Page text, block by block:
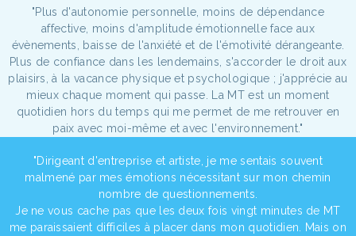
"Plus d'autonomie personnelle, moins de dépendance
affective, moins d'amplitude émotionnelle face aux
évènements, baisse de l'anxiété et de l'émotivité dérangeante.
Plus de confiance dans les lendemains, s'accorder le droit aux
plaisirs, à la vacance physique et psychologique ; j'apprécie au
mieux chaque moment qui passe. La MT est un moment
quotidien hors du temps qui me permet de me retrouver en
paix avec moi-même et avec l'environnement."
"Dirigeant d'entreprise et artiste, je me sentais souvent
malmené par mes émotions nécessitant sur mon chemin
nombre de questionnements.
Je ne vous cache pas que les deux fois vingt minutes de MT
me paraissaient difficiles à placer dans mon quotidien. Mais on